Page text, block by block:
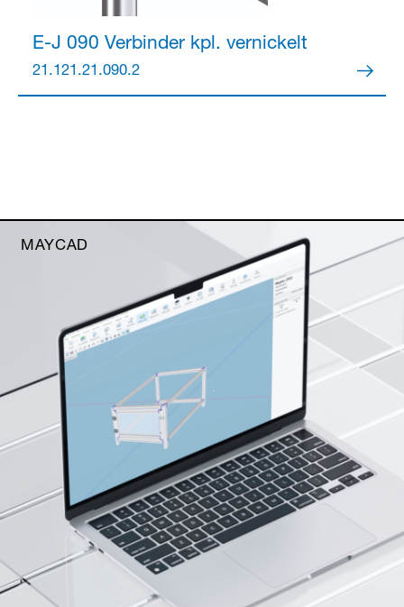
E-J 090 Verbinder kpl. vernickelt
21.121.21.090.2
MAYCAD